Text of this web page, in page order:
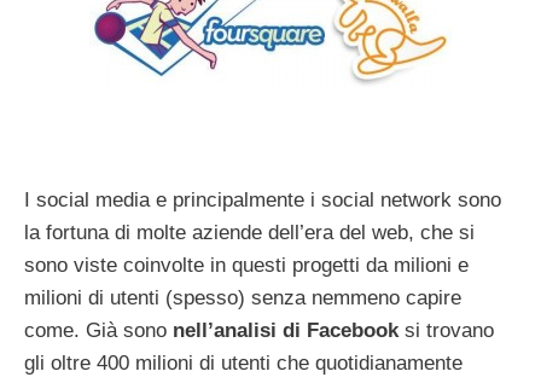
I social media e principalmente i social network sono
la fortuna di molte aziende dell’era del web, che si
sono viste coinvolte in questi progetti da milioni e
milioni di utenti (spesso) senza nemmeno capire
come. Già sono nell’analisi di Facebooksi trovano
gli oltre 400 milioni di utenti che quotidianamente